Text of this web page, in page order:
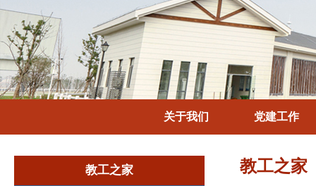
关于我们 党建工作
教工之家 教工之家